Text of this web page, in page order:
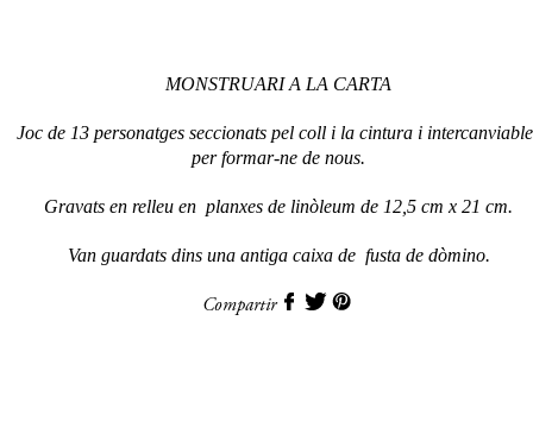
MONSTRUARI A LA CARTA
Joc de 13 personatges seccionats pel coll i la cintura i
per formar-ne de nous.
Gravats en relleu en planxes de linòleum de 12,5 cm x 21 cm.
Van guardats dins una antiga caixa de fusta de dòmino.
Compartir